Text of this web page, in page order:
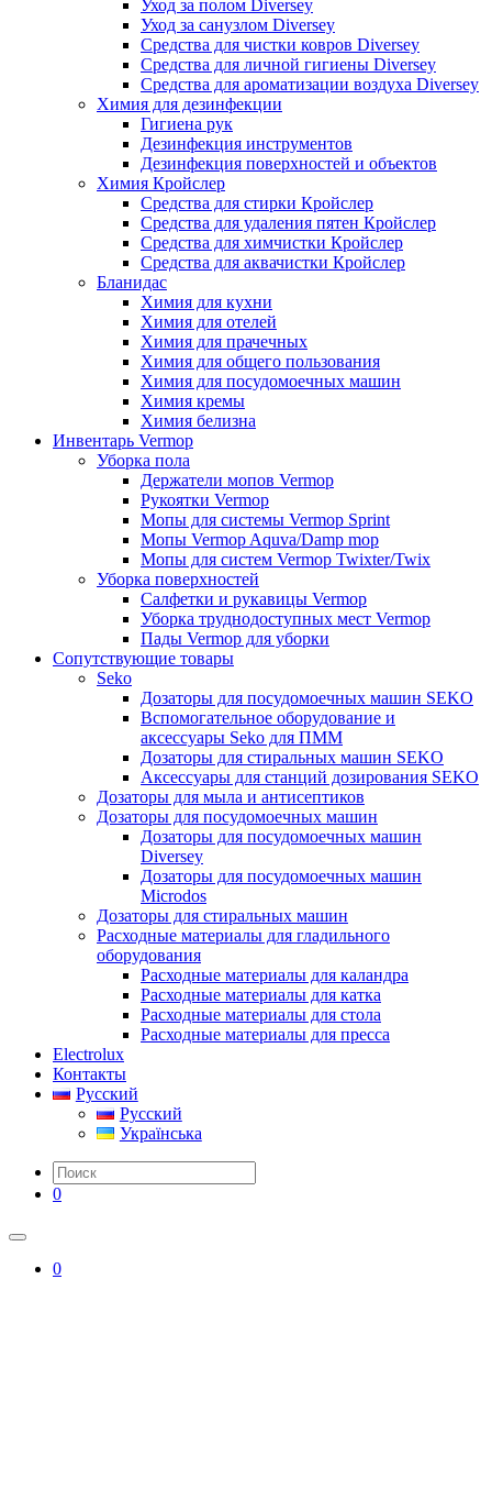
Уход за полом Diversey
Уход за санузлом Diversey
Средства для чистки ковров Diversey
Средства для личной гигиены Diversey
Средства для ароматизации воздуха Diversey
Химия для дезинфекции
Гигиена рук
Дезинфекция инструментов
Дезинфекция поверхностей и объектов
Химия Кройслер
Средства для стирки Кройслер
Средства для удаления пятен Кройслер
Средства для химчистки Кройслер
Средства для аквачистки Кройслер
Бланидас
Химия для кухни
Химия для отелей
Химия для прачечных
Химия для общего пользования
Химия для посудомоечных машин
Химия кремы
Химия белизна
Инвентарь Vermop
Уборка пола
Держатели мопов Vermop
Рукоятки Vermop
Мопы для системы Vermop Sprint
Мопы Vermop Aquva/Damp mop
Мопы для систем Vermop Twixter/Twix
Уборка поверхностей
Салфетки и рукавицы Vermop
Уборка труднодоступных мест Vermop
Пады Vermop для уборки
Сопутствующие товары
Seko
Дозаторы для посудомоечных машин SEKO
Вспомогательное оборудование и
аксессуары Seko для ПММ
Дозаторы для стиральных машин SEKO
Аксессуары для станций дозирования SEKO
Дозаторы для мыла и антисептиков
Дозаторы для посудомоечных машин
Дозаторы для посудомоечных машин
Diversey
Дозаторы для посудомоечных машин
Microdos
Дозаторы для стиральных машин
Расходные материалы для гладильного
оборудования
Расходные материалы для каландра
Расходные материалы для катка
Расходные материалы для стола
Расходные материалы для пресса
Electrolux
Контакты
Русский
Русский
Українська
0
0